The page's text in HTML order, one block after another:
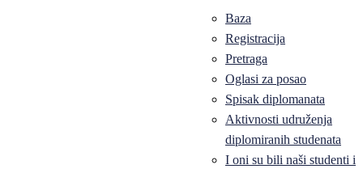
Baza
Registracija
Pretraga
Oglasi za posao
Spisak diplomanata
Aktivnosti udruženja
diplomiranih studenata
I oni su bili naši studenti i